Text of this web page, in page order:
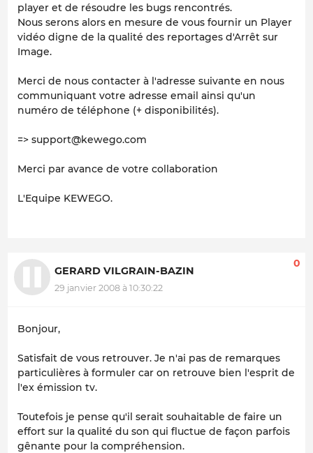
player et de résoudre les bugs rencontrés.
Nous serons alors en mesure de vous fournir un Player
vidéo digne de la qualité des reportages d'Arrêt sur
Image.
Merci de nous contacter à l'adresse suivante en nous
communiquant votre adresse email ainsi qu'un
numéro de téléphone (+ disponibilités).
=> support@kewego.com
Merci par avance de votre collaboration
L'Equipe KEWEGO.
GERARD VILGRAIN-BAZIN
29 janvier 2008 à 10:30:22
0
Bonjour,
Satisfait de vous retrouver. Je n'ai pas de remarques
particulières à formuler car on retrouve bien l'esprit de
l'ex émission tv.
Toutefois je pense qu'il serait souhaitable de faire un
effort sur la qualité du son qui fluctue de façon parfois
gênante pour la compréhension.